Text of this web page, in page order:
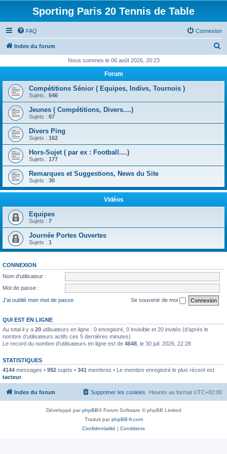
Sporting Paris 20 Tennis de Table
FAQ Connexion
Index du forum
h
Nous sommes le 06 août 2026, 20:23
Forum
Compétitions Sénior ( Equipes, Indivs, Tournois )
Sujets : 546
Jeunes ( Compétitions, Divers....)
Sujets : 67
Divers Ping
Sujets : 162
Hors-Sujet ( par ex : Football....)
Sujets : 177
Remarques et Suggestions, News du Site
Sujets : 30
Vidéos
Equipes
Sujets : 7
Journée Portes Ouvertes
Sujets : 1
CONNEXION
Nom d’utilisateur :
Mot de passe :
J’ai oublié mon mot de passe
Se souvenir de moi
QUI EST EN LIGNE
Au total il y a 20 utilisateurs en ligne : 0 enregistré, 0 invisible et 20 invités (d’après le
nombre d’utilisateurs actifs ces 5 dernières minutes)
Le record du nombre d’utilisateurs en ligne est de 4648 , le 30 juil. 2026, 22:28
STATISTIQUES
4144 messages • 992 sujets • 341 membres • Le membre enregistré le plus récent est
tacteur.
Index du forum Heures au format UTC+02:00
Supprimer les cookies
Développé parphpBB® Forum Software © phpBB Limited
Traduit parphpBB-fr.com
Confidentialité | Conditions